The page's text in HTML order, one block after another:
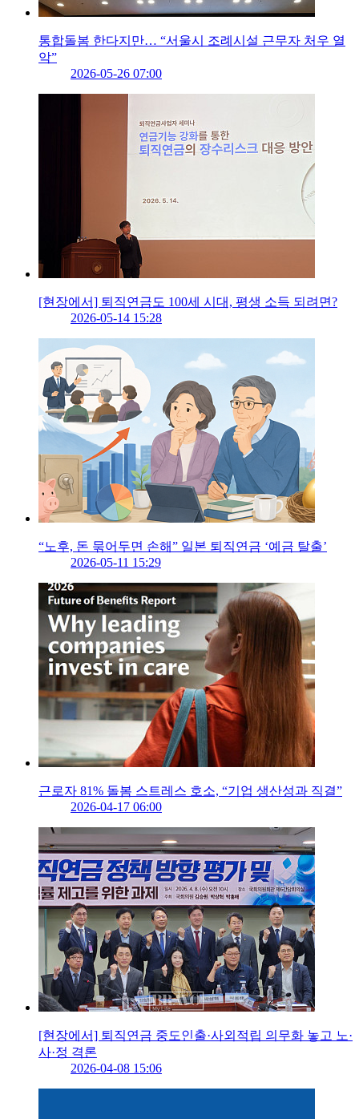
통합돌봄 한다지만… “서울시 조례시설 근무자 처우 열
악”
2026-05-26 07:00
[현장에서] 퇴직연금도 100세 시대, 평생 소득 되려면?
2026-05-14 15:28
“노후, 돈 묶어두면 손해” 일본 퇴직연금 ‘예금 탈출’
2026-05-11 15:29
근로자 81% 돌봄 스트레스 호소, “기업 생산성과 직결”
2026-04-17 06:00
[현장에서] 퇴직연금 중도인출·사외적립 의무화 놓고 노·
사·정 격론
2026-04-08 15:06